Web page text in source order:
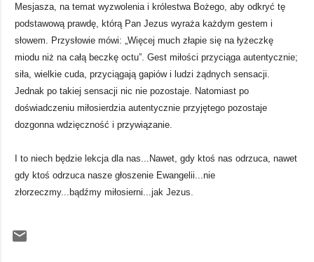
Mesjasza, na temat wyzwolenia i królestwa Bożego, aby odkryć tę
podstawową prawdę, którą Pan Jezus wyraża każdym gestem i
słowem. Przysłowie mówi: „Więcej much złapie się na łyżeczkę
miodu niż na całą beczkę octu”. Gest miłości przyciąga autentycznie;
siła, wielkie cuda, przyciągają gapiów i ludzi żądnych sensacji.
Jednak po takiej sensacji nic nie pozostaje. Natomiast po
doświadczeniu miłosierdzia autentycznie przyjętego pozostaje
dozgonna wdzięczność i przywiązanie.
I to niech będzie lekcja dla nas...Nawet, gdy ktoś nas odrzuca, nawet
gdy ktoś odrzuca nasze głoszenie Ewangelii...nie
złorzeczmy...bądźmy miłosierni...jak Jezus.